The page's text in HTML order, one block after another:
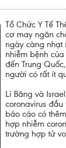
Tổ Chức Y Tế
cơ may ngăn
ngày càng
nhiễm bệnh
đến Trung
người có rất ít
Li Băng và
coronavirus đầu
báo cáo có
hợp nhiễm
trường hợp tử